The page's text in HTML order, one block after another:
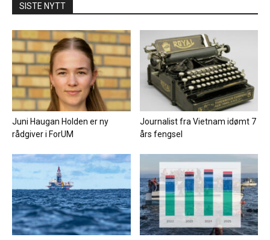
SISTE NYTT
Juni Haugan Holden er ny
rådgiver i ForUM
Journalist fra Vietnam idømt 7
års fengsel